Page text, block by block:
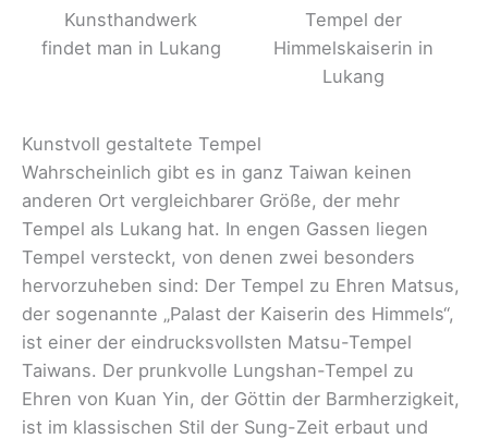
Kunsthandwerk
findet man in Lukang
Tempel der
Himmelskaiserin in
Lukang
Kunstvoll gestaltete Tempel
Wahrscheinlich gibt es in ganz Taiwan keinen
anderen Ort vergleichbarer Größe, der mehr
Tempel als Lukang hat. In engen Gassen liegen
Tempel versteckt, von denen zwei besonders
hervorzuheben sind: Der Tempel zu Ehren Matsus,
der sogenannte „Palast der Kaiserin des Himmels“,
ist einer der eindrucksvollsten Matsu-Tempel
Taiwans. Der prunkvolle Lungshan-Tempel zu
Ehren von Kuan Yin, der Göttin der Barmherzigkeit,
ist im klassischen Stil der Sung-Zeit erbaut und